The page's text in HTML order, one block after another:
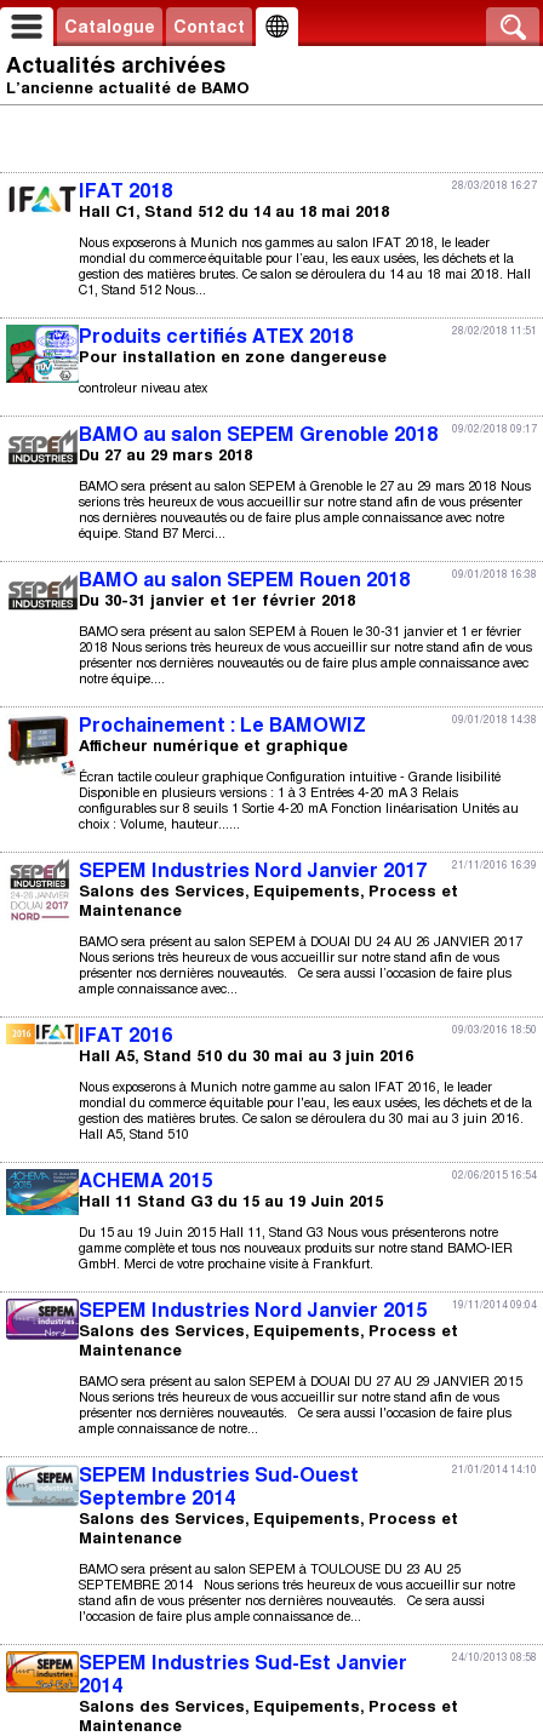
Catalogue Contact
Actualités archivées
L’ancienne actualité de BAMO
28/03/2018 16:27
IFAT 2018
Hall C1, Stand 512 du 14 au 18 mai 2018
Nous exposerons à Munich nos gammes au salon IFAT 2018, le leader
mondial du commerce équitable pour l’eau, les eaux usées, les déchets et la
gestion des matières brutes. Ce salon se déroulera du 14 au 18 mai 2018. Hall
C1, Stand 512 Nous...
28/02/2018 11:51
Produits certifiés ATEX 2018
Pour installation en zone dangereuse
controleur niveau atex
09/02/2018 09:17
BAMO au salon SEPEM Grenoble 2018
Du 27 au 29 mars 2018
BAMO sera présent au salon SEPEM à Grenoble le 27 au 29 mars 2018 Nous
serions très heureux de vous accueillir sur notre stand afin de vous présenter
nos dernières nouveautés ou de faire plus ample connaissance avec notre
équipe. Stand B7 Merci...
09/01/2018 16:38
BAMO au salon SEPEM Rouen 2018
Du 30-31 janvier et 1er février 2018
BAMO sera présent au salon SEPEM à Rouen le 30-31 janvier et 1 er février
2018 Nous serions très heureux de vous accueillir sur notre stand afin de vous
présenter nos dernières nouveautés ou de faire plus ample connaissance avec
notre équipe....
09/01/2018 14:38
Prochainement : Le BAMOWIZ
Afficheur numérique et graphique
Écran tactile couleur graphique Configuration intuitive - Grande lisibilité
Disponible en plusieurs versions : 1 à 3 Entrées 4-20 mA 3 Relais
configurables sur 8 seuils 1 Sortie 4-20 mA Fonction linéarisation Unités au
choix : Volume, hauteur......
21/11/2016 16:39
SEPEM Industries Nord Janvier 2017
Salons des Services, Equipements, Process et
Maintenance
BAMO sera présent au salon SEPEM à DOUAI DU 24 AU 26 JANVIER 2017
Nous serions très heureux de vous accueillir sur notre stand afin de vous
présenter nos dernières nouveautés. Ce sera aussi l’occasion de faire plus
ample connaissance avec...
09/03/2016 18:50
IFAT 2016
Hall A5, Stand 510 du 30 mai au 3 juin 2016
Nous exposerons à Munich notre gamme au salon IFAT 2016, le leader
mondial du commerce équitable pour l'eau, les eaux usées, les déchets et de la
gestion des matières brutes. Ce salon se déroulera du 30 mai au 3 juin 2016.
Hall A5, Stand 510
02/06/2015 16:54
ACHEMA 2015
Hall 11 Stand G3 du 15 au 19 Juin 2015
Du 15 au 19 Juin 2015 Hall 11, Stand G3 Nous vous présenterons notre
gamme complète et tous nos nouveaux produits sur notre stand BAMO-IER
GmbH. Merci de votre prochaine visite à Frankfurt.
19/11/2014 09:04
SEPEM Industries Nord Janvier 2015
Salons des Services, Equipements, Process et
Maintenance
BAMO sera présent au salon SEPEM à DOUAI DU 27 AU 29 JANVIER 2015
Nous serions trés heureux de vous accueillir sur notre stand afin de vous
présenter nos dernières nouveautés. Ce sera aussi l'occasion de faire plus
ample connaissance de notre...
21/01/2014 14:10
SEPEM Industries Sud-Ouest
Septembre 2014
Salons des Services, Equipements, Process et
Maintenance
BAMO sera présent au salon SEPEM à TOULOUSE DU 23 AU 25
SEPTEMBRE 2014 Nous serions trés heureux de vous accueillir sur notre
stand afin de vous présenter nos dernières nouveautés. Ce sera aussi
l'occasion de faire plus ample connaissance de...
24/10/2013 08:58
SEPEM Industries Sud-Est Janvier
2014
Salons des Services, Equipements, Process et
Maintenance